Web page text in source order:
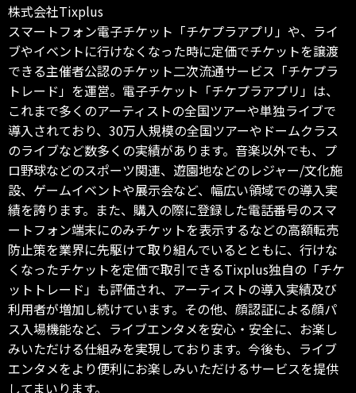
株式会社Tixplus
スマートフォン電子チケット「チケプラアプリ」や、ライ
ブやイベントに行けなくなった時に定価でチケットを譲渡
できる主催者公認のチケット二次流通サービス「チケプラ
トレード」を運営。電子チケット「チケプラアプリ」は、
これまで多くのアーティストの全国ツアーや単独ライブで
導入されており、30万人規模の全国ツアーやドームクラス
のライブなど数多くの実績があります。音楽以外でも、プ
ロ野球などのスポーツ関連、遊園地などのレジャー/文化施
設、ゲームイベントや展示会など、幅広い領域での導入実
績を誇ります。また、購入の際に登録した電話番号のスマ
ートフォン端末にのみチケットを表示するなどの高額転売
防止策を業界に先駆けて取り組んでいるとともに、行けな
くなったチケットを定価で取引できるTixplus独自の「チケ
ットトレード」も評価され、アーティストの導入実績及び
利用者が増加し続けています。その他、顔認証による顔パ
ス入場機能など、ライブエンタメを安心・安全に、お楽し
みいただける仕組みを実現しております。今後も、ライブ
エンタメをより便利にお楽しみいただけるサービスを提供
してまいります。